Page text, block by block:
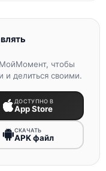
чтобы
и делиться своими.
ДОСТУПНО В
App Store
СКАЧАТЬ
APK файл